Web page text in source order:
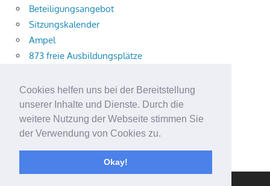
Cookies helfen uns bei der Bereitstellung
unserer Inhalte und Dienste. Durch die
weitere Nutzung der Webseite stimmen Sie
der Verwendung von Cookies zu.
Okay!
Beteiligungsangebot
Sitzungskalender
Ampel
873 freie Ausbildungsplätze
Aktuelle Verkehrsmeldungen
Terracliff
Wärmeplanung
Demokratie-Tag 2026
Neuer Jahrgang